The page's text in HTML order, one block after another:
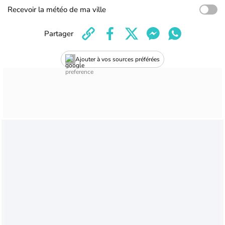
Recevoir la météo de ma ville
Ajouter à vos sources préférées
Partager